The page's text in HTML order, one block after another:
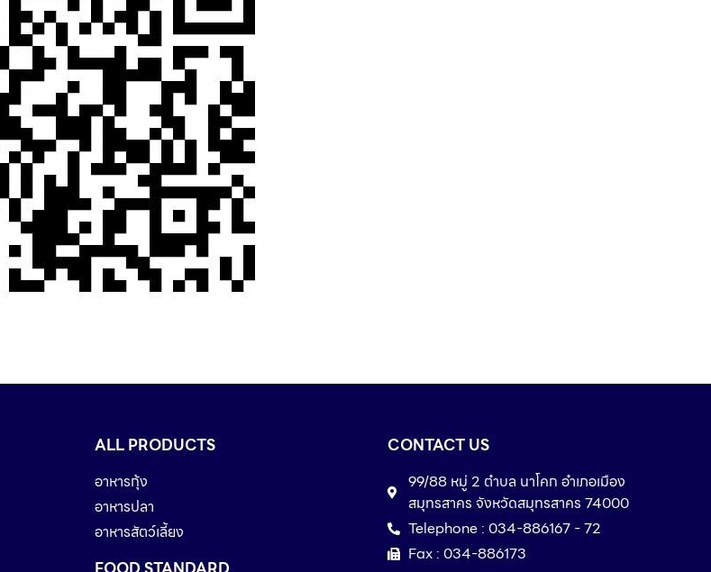
ALL PRODUCTS
อาหารกุ้ง
อาหารปลา
อาหารสัตว์เลี้ยง
CONTACT US
99/88 หมู่ 2 ตำบล นาโคก อำเภอเมือง
สมุทรสาคร จังหวัดสมุทรสาคร 74000
Telephone : 034-886167 - 72
Fax : 034-886173